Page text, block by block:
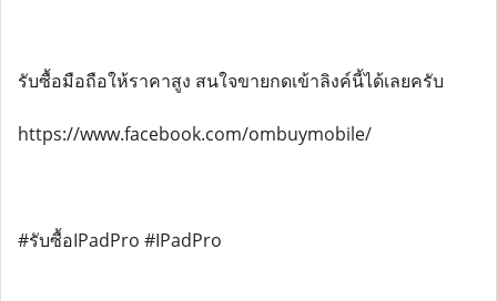
รับซื้อมือถือให้ราคาสูง สนใจขายกดเข้าลิงค์นี้ได้เลยครับ
https://www.facebook.com/ombuymobile/
#รับซื้อIPadPro #IPadPro